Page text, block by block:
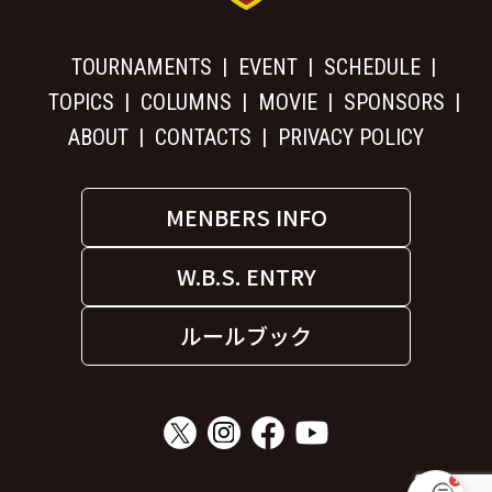
TOURNAMENTS EVENT
SCHEDULE
TOPICS
COLUMNS MOVIE
SPONSORS
ABOUT
CONTACTS PRIVACY POLICY
MENBERS INFO
W.B.S. ENTRY
ルールブック
1